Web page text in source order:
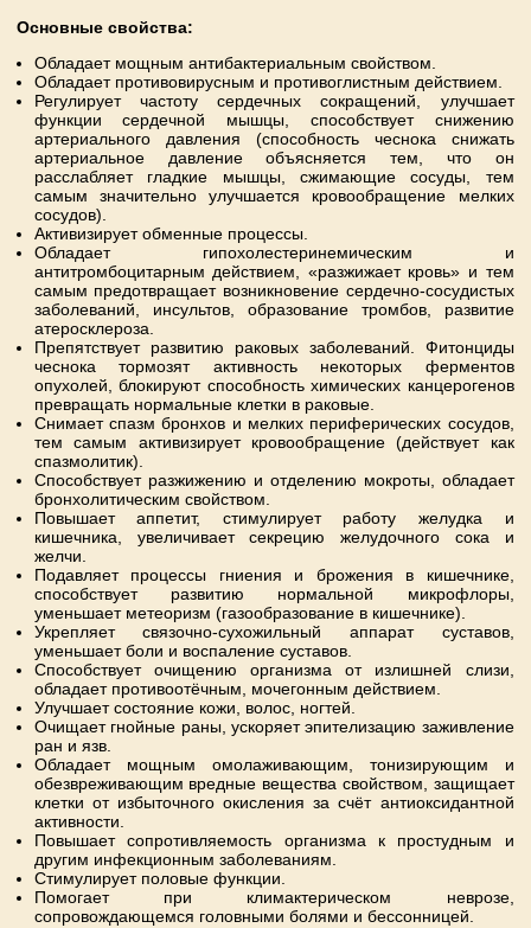
Основные свойства:
Обладает мощным антибактериальным свойством.
Обладает противовирусным и противоглистным действием.
Регулирует частоту сердечных сокращений, улучшает
функции сердечной мышцы, способствует снижению
артериального давления (способность чеснока снижать
артериальное давление объясняется тем, что он
расслабляет гладкие мышцы, сжимающие сосуды, тем
самым значительно улучшается кровообращение мелких
сосудов).
Активизирует обменные процессы.
Обладает гипохолестеринемическим и
антитромбоцитарным действием, «разжижает кровь» и тем
самым предотвращает возникновение сердечно-сосудистых
заболеваний, инсультов, образование тромбов, развитие
атеросклероза.
Препятствует развитию раковых заболеваний. Фитонциды
чеснока тормозят активность некоторых ферментов
опухолей, блокируют способность химических канцерогенов
превращать нормальные клетки в раковые.
Снимает спазм бронхов и мелких периферических сосудов,
тем самым активизирует кровообращение (действует как
спазмолитик).
Способствует разжижению и отделению мокроты, обладает
бронхолитическим свойством.
Повышает аппетит, стимулирует работу желудка и
кишечника, увеличивает секрецию желудочного сока и
желчи.
Подавляет процессы гниения и брожения в кишечнике,
способствует развитию нормальной микрофлоры,
уменьшает метеоризм (газообразование в кишечнике).
Укрепляет связочно-сухожильный аппарат суставов,
уменьшает боли и воспаление суставов.
Способствует очищению организма от излишней слизи,
обладает противоотёчным, мочегонным действием.
Улучшает состояние кожи, волос, ногтей.
Очищает гнойные раны, ускоряет эпителизацию заживление
ран и язв.
Обладает мощным омолаживающим, тонизирующим и
обезвреживающим вредные вещества свойством, защищает
клетки от избыточного окисления за счёт антиоксидантной
активности.
Повышает сопротивляемость организма к простудным и
другим инфекционным заболеваниям.
Стимулирует половые функции.
Помогает при климактерическом неврозе,
сопровождающемся головными болями и бессонницей.